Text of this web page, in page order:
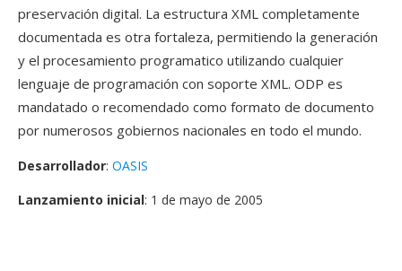
preservación digital. La estructura XML completamente
documentada es otra fortaleza, permitiendo la generación
y el procesamiento programatico utilizando cualquier
lenguaje de programación con soporte XML. ODP es
mandatado o recomendado como formato de documento
por numerosos gobiernos nacionales en todo el mundo.
Desarrollador: OASIS
Lanzamiento inicial: 1 de mayo de 2005